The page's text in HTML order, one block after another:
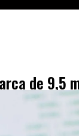
de 9,5